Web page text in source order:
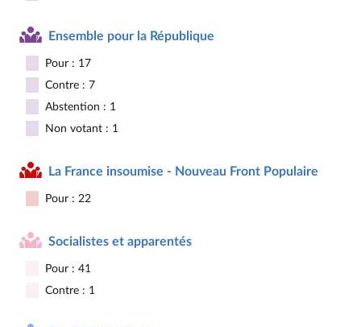
Ensemble pour la République
Pour : 17
Contre : 7
Abstention : 1
Non votant : 1
La France insoumise - Nouveau Front Populaire
Pour : 22
Socialistes et apparentés
Pour : 41
Contre : 1